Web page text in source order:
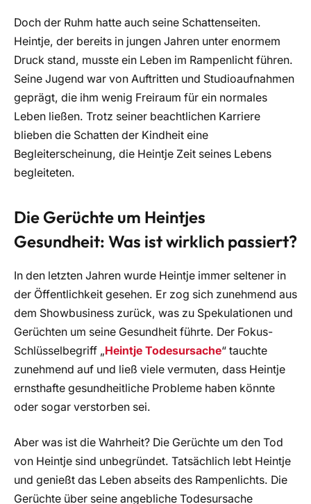
Doch der Ruhm hatte auch seine Schattenseiten.
Heintje, der bereits in jungen Jahren unter enormem
Druck stand, musste ein Leben im Rampenlicht führen.
Seine Jugend war von Auftritten und Studioaufnahmen
geprägt, die ihm wenig Freiraum für ein normales
Leben ließen. Trotz seiner beachtlichen Karriere
blieben die Schatten der Kindheit eine
Begleiterscheinung, die Heintje Zeit seines Lebens
begleiteten.
Die Gerüchte um Heintjes
Gesundheit: Was ist wirklich passiert?
In den letzten Jahren wurde Heintje immer seltener in
der Öffentlichkeit gesehen. Er zog sich zunehmend aus
dem Showbusiness zurück, was zu Spekulationen und
Gerüchten um seine Gesundheit führte. Der Fokus-
Schlüsselbegriff „Heintje Todesursache“ tauchte
zunehmend auf und ließ viele vermuten, dass Heintje
ernsthafte gesundheitliche Probleme haben könnte
oder sogar verstorben sei.
Aber was ist die Wahrheit? Die Gerüchte um den Tod
von Heintje sind unbegründet. Tatsächlich lebt Heintje
und genießt das Leben abseits des Rampenlichts. Die
Gerüchte über seine angebliche Todesursache